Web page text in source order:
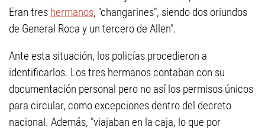
Eran tres hermanos, "changarines", siendo dos oriundos
de General Roca y un tercero de Allen".
Ante esta situación, los policías procedieron a
identificarlos. Los tres hermanos contaban con su
documentación personal pero no así los permisos únicos
para circular, como excepciones dentro del decreto
nacional. Además, "viajaban en la caja, lo que por